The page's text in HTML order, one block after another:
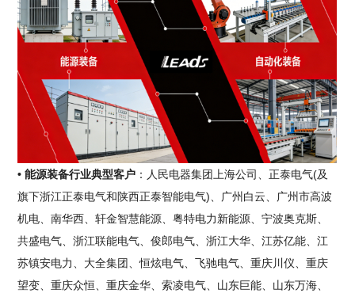
• 能源装备行业典型客户 ：人民电器集团上海公司、正泰电气(及
旗下浙江正泰电气和陕西正泰智能电气)、广州白云、广州市高波
机电、南华西、轩金智慧能源、粤特电力新能源、宁波奥克斯、
共盛电气、浙江联能电气、俊郎电气、浙江大华、江苏亿能、江
苏镇安电力、大全集团、恒炫电气、飞驰电气、重庆川仪、重庆
望变、重庆众恒、重庆金华、索凌电气、山东巨能、山东万海、